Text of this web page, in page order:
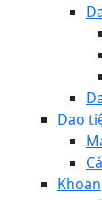
Dao
Khoan